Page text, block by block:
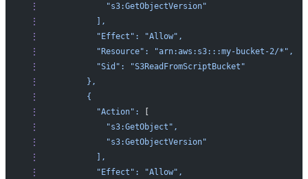
⋮
              "s3:GetObjectVersion"
⋮
            ],
⋮
            "Effect":
"Allow",
⋮
            "Resource":
"arn:aws:s3:::my-bucket-2/*",
⋮
            "Sid":
"S3ReadFromScriptBucket"
⋮
          },
⋮
          {
⋮
            "Action":
⋮
              "s3:GetObject",
⋮
              "s3:GetObjectVersion"
⋮
            ],
⋮
            "Effect":
"Allow",